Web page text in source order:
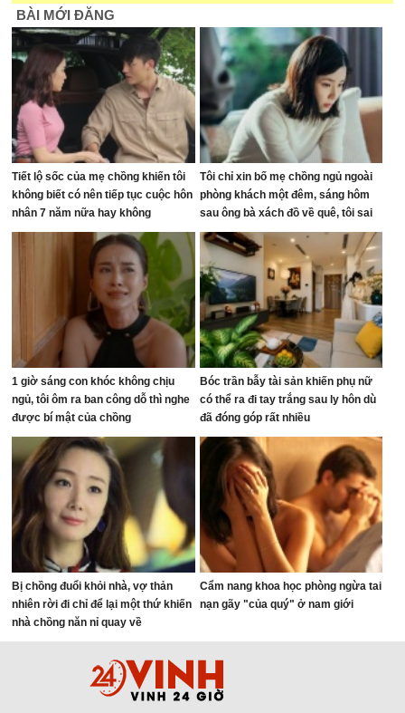
BÀI MỚI ĐĂNG
Tiết lộ sốc của mẹ chồng khiến tôi
không biết có nên tiếp tục cuộc hôn
nhân 7 năm nữa hay không
Tôi chỉ xin bố mẹ chồng ngủ ngoài
phòng khách một đêm, sáng hôm
sau ông bà xách đồ về quê, tôi sai
ở đâu?
1 giờ sáng con khóc không chịu
ngủ, tôi ôm ra ban công dỗ thì nghe
được bí mật của chồng
Bóc trần bẫy tài sản khiến phụ nữ
có thể ra đi tay trắng sau ly hôn dù
đã đóng góp rất nhiều
Bị chồng đuổi khỏi nhà, vợ thản
nhiên rời đi chỉ để lại một thứ khiến
nhà chồng năn nỉ quay về
Cẩm nang khoa học phòng ngừa tai
nạn gãy "của quý" ở nam giới